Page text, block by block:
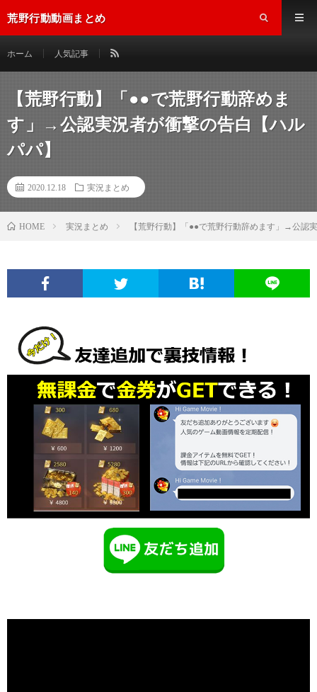
荒野行動動画まとめ
ホーム 人気記事
【荒野行動】「●●で荒野行動辞めま
す」→公認実況者が衝撃の告白【ハル
パパ】
2020.12.18 実況まとめ
HOME 実況まとめ 【荒野行動】「●●で荒野行動辞めます」→公認